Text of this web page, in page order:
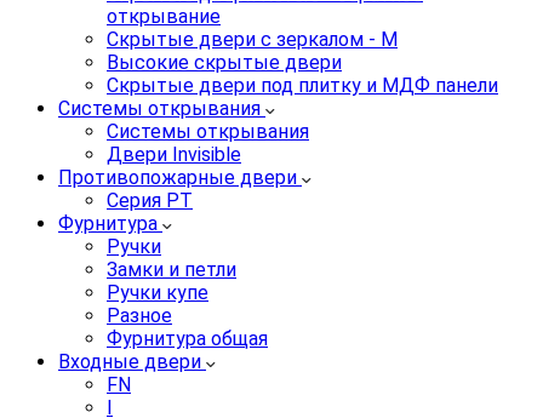
открывание
Скрытые двери с зеркалом - M
Высокие скрытые двери
Скрытые двери под плитку и МДФ панели
Системы открывания
Системы открывания
Двери Invisible
Противопожарные двери
Серия PT
Фурнитура
Ручки
Замки и петли
Ручки купе
Разное
Фурнитура общая
Входные двери
FN
I